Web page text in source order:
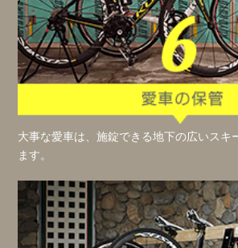
大事な愛車は、施錠できる地下の広いスキ
ます。